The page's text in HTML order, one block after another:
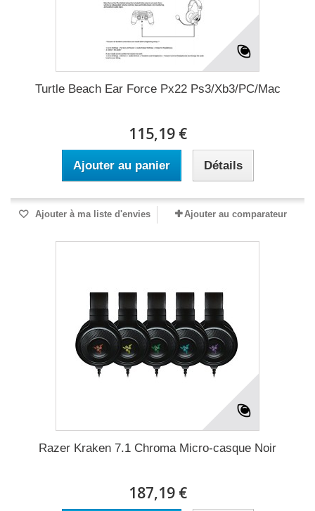
Turtle Beach Ear Force Px22 Ps3/Xb3/PC/Mac
115,19 €
Ajouter au panier Détails
Ajouter à ma liste d'envies Ajouter au comparateur
Razer Kraken 7.1 Chroma Micro-casque Noir
187,19 €